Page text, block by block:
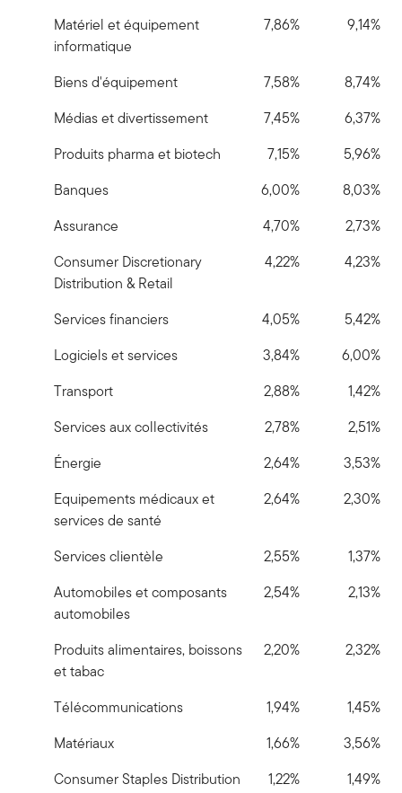
Matériel et équipement
informatique
7,86% 9,14%
Biens d'équipement 7,58%
8,74%
Médias et divertissement
7,45%
6,37%
Produits pharma et biotech
7,15%
5,96%
Banques
6,00%
8,03%
Assurance
4,70%
2,73%
Consumer Discretionary
Distribution & Retail
4,22% 4,23%
Services financiers 4,05%
5,42%
Logiciels et services
3,84%
6,00%
Transport
2,88%
1,42%
Services aux collectivités
2,78%
2,51%
Énergie
2,64%
3,53%
Equipements médicaux et
services de santé
2,64% 2,30%
Services clientèle 2,55%
1,37%
Automobiles et composants
automobiles
2,54% 2,13%
Produits alimentaires, boissons
et tabac
2,20% 2,32%
Télécommunications 1,94%
1,45%
Matériaux
1,66%
3,56%
Consumer Staples Distribution
1,22% 1,49%